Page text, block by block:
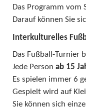
Das Programm vom
Darauf können Sie
Interkulturelles
Das Fußball-Turnier
Jede Person ab 15
Es spielen immer 6
Gespielt wird auf
Sie können sich